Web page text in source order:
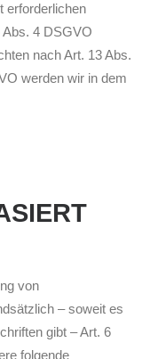
erforderlichen
Abs. 4 DSGVO
nach Art. 13 Abs.
werden wir in dem
von
– soweit es
gibt – Art. 6
folgende